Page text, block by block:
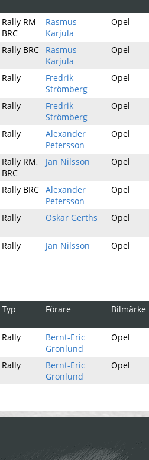
Rally RM
BRC
Rasmus
Karjula
Opel
Rally BRC
Rasmus
Karjula
Opel
Rally
Fredrik
Strömberg
Opel
Rally
Fredrik
Strömberg
Opel
Rally
Alexander
Petersson
Opel
Rally RM,
BRC
Jan Nilsson Opel
Rally BRC Alexander
Petersson
Opel
Rally Oskar Gerths Opel
Rally Jan Nilsson Opel
Typ Förare Bilmärke
Rally
Bernt-Eric
Grönlund
Opel
Rally
Bernt-Eric
Grönlund
Opel